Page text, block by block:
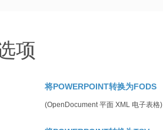
项
将POWERPOINT转换为FODS
(OpenDocument 平面 XML 电子表格)